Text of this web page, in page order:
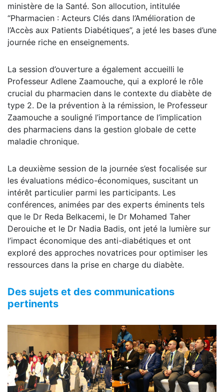
ministère de la Santé. Son allocution, intitulée
“Pharmacien : Acteurs Clés dans l’Amélioration de
l’Accès aux Patients Diabétiques”, a jeté les bases d’une
journée riche en enseignements.
La session d’ouverture a également accueilli le
Professeur Adlene Zaamouche, qui a exploré le rôle
crucial du pharmacien dans le contexte du diabète de
type 2. De la prévention à la rémission, le Professeur
Zaamouche a souligné l’importance de l’implication
des pharmaciens dans la gestion globale de cette
maladie chronique.
La deuxième session de la journée s’est focalisée sur
les évaluations médico-économiques, suscitant un
intérêt particulier parmi les participants. Les
conférences, animées par des experts éminents tels
que le Dr Reda Belkacemi, le Dr Mohamed Taher
Derouiche et le Dr Nadia Badis, ont jeté la lumière sur
l’impact économique des anti-diabétiques et ont
exploré des approches novatrices pour optimiser les
ressources dans la prise en charge du diabète.
Des sujets et des communications
pertinents